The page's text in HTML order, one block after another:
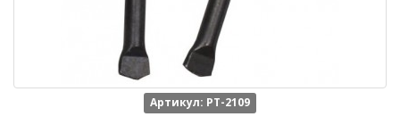
Артикул: PT-2109